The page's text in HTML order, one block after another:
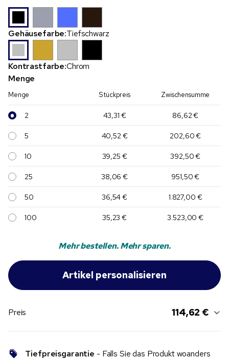
Gehäusefarbe:Tiefschwarz
Kontrastfarbe:Chrom
Menge
Menge Stückpreis Zwischensumme
2 43,31 € 86,62 €
5 40,52 € 202,60 €
10 39,25 € 392,50 €
25 38,06 € 951,50 €
50 36,54 € 1.827,00 €
100 35,23 € 3.523,00 €
Mehr bestellen. Mehr sparen.
Preis 114,62 €
Tiefpreisgarantie - Falls Sie das Produkt woanders